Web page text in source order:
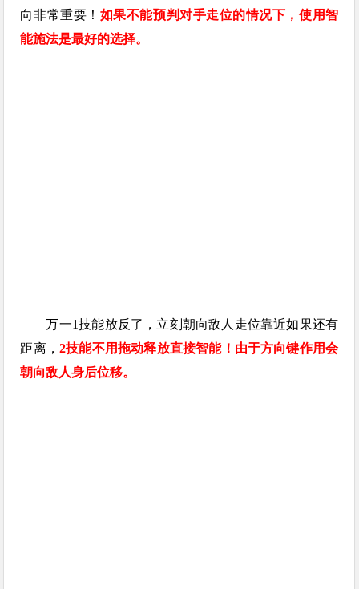
向非常重要！ 如果不能预判对手走位的情况下，使用智
能施法是最好的选择。
万一1技能放反了，立刻朝向敌人走位靠近如果还有
距离，2技能不用拖动释放直接智能！由于方向键作用会
朝向敌人身后位移。